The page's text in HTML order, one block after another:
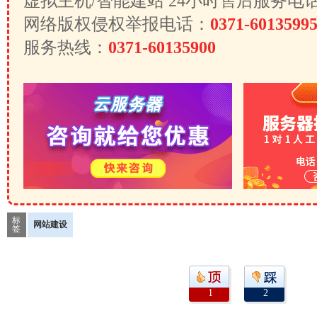
网络版权侵权举报电话： 0371-60135995
服务热线： 0371-60135900
标
签
网站建设
1 2